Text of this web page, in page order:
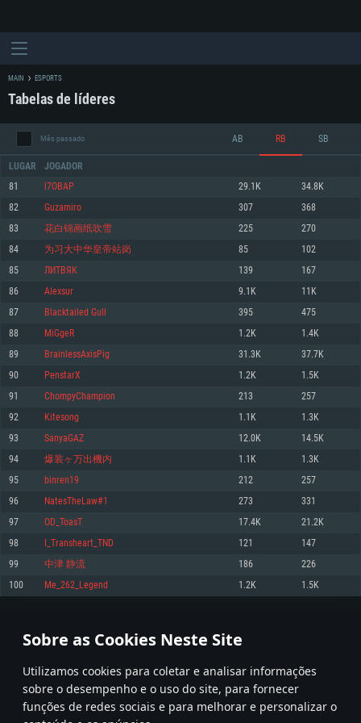
Sobre as Cookies Neste Site
Utilizamos cookies para coletar e analisar informações
sobre o desempenho e o uso do site, para fornecer
funções de redes sociais e para melhorar e personalizar o
REQUERIMENTOS DE SISTEMA
Mínimo
Sistema Operativo: Windows 10 (64 bit)
Processador: Dual-Core 2.2 GHz
Memória: 4GB
Placa Gráfica: Placa com DirectX 11: AMD Radeon 77XX / NVIDIA GeForce
GTX 660. Resolução mínima suportada: 720p
Network: Internet de banda larga.
Disco: 23,1 GB
Recomendado
superior, Radeon RX 570 ou superior
Disco: 75,9 GB
Mínimo
Sistema Operativo: Mac OS Big Sur 11.0 ou versão mais recente
Processador: Core i5 2.2GHz mínimo (Intel Xeon não suportado)
Memória: 6 GB
Placa Gráfica: Intel Iris Pro 5200 (Mac), equivalentes AMD/Nvidia para Mac.
Resolução mínima suportada: 720p com suporte Metal.
Network: Internet de banda larga.
Disco: 21,5 GB
Recomendado
Network: Internet de banda larga.
Mínimo
Sistema Operativo: Distribuições mais modernas do Linux de 64bit
Processador: Dual-Core 2.4 GHz
Memória: 4 GB
Placa Gráfica: NVIDIA 660 com os drivers mais recentes (não mais de 6
meses) / equivalentes AMD com os drivers mais recentes com suporte
Vulkan (não mais de 6 meses); Resolução mínima suportada: 720p.
Network: Internet de banda larga.
Disco: 21,5 GB
Recomendado
Sistema Operativo: Ubuntu 20.04 64bit
Processador: Intel Core i7
Memória: 16 GB
Placa Gráfica: NVIDIA 1060 com os drivers mais recentes (não mais de 6
meses) / equivalentes AMD (Radeon RX 570) com os drivers mais recentes
Network: Internet de banda larga.
MAIN ESPORTS
Tabelas de líderes
Mês passado AB RB SB
LUGAR JOGADOR
81 l7OBAP 29.1K 34.8K
82 Guzamiro 307 368
83 花白锦画纸吹雪 225 270
84 为习大中华皇帝站岗 85 102
85 ЛИТВЯК 139 167
86 Alexsur 9.1K 11K
87 Blacktailed Gull 395 475
88 MiGgeR 1.2K 1.4K
89 BrainlessAxisPig 31.3K 37.7K
90 PenstarX 1.2K 1.5K
91 ChompyChampion 213 257
92 Kitesong 1.1K 1.3K
93 SanyaGAZ 12.0K 14.5K
94 爆装ヶ万出機内 1.1K 1.3K
95 binren19 212 257
96 NatesTheLaw#1 273 331
97 OD_ToasT 17.4K 21.2K
98 I_Transheart_TND 121 147
99 中津 静流 186 226
100 Me_262_Legend 1.2K 1.5K